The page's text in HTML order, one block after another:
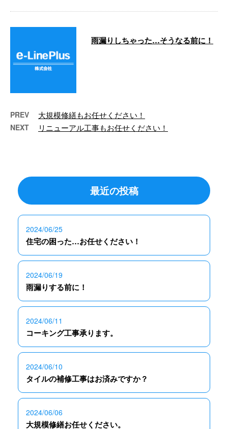
雨漏りしちゃった…そうなる前に！
PREV 大規模修繕もお任せください！
NEXT リニューアル工事もお任せください！
最近の投稿
2024/06/25
住宅の困った…お任せください！
2024/06/19
雨漏りする前に！
2024/06/11
コーキング工事承ります。
2024/06/10
タイルの補修工事はお済みですか？
2024/06/06
大規模修繕お任せください。